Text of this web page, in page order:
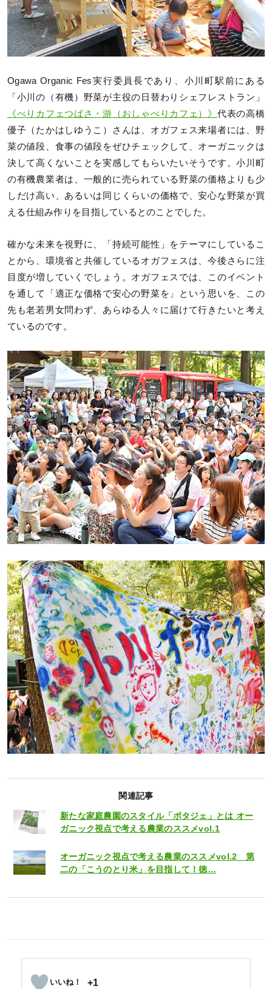
Ogawa Organic Fes実行委員長であり、小川町駅前にある
「小川の（有機）野菜が主役の日替わりシェフレストラン」
《べりカフェつばさ・游（おしゃべりカフェ）》 代表の高橋
優子（たかはしゆうこ）さんは、オガフェス来場者には、野
菜の値段、食事の値段をぜひチェックして、オーガニックは
決して高くないことを実感してもらいたいそうです。小川町
の有機農業者は、一般的に売られている野菜の価格よりも少
しだけ高い、あるいは同じくらいの価格で、安心な野菜が買
える仕組み作りを目指しているとのことでした。
確かな未来を視野に、「持続可能性」をテーマにしているこ
とから、環境省と共催しているオガフェスは、今後さらに注
目度が増していくでしょう。オガフェスでは、このイベント
を通して「適正な価格で安心の野菜を」という思いを、この
先も老若男女問わず、あらゆる人々に届けて行きたいと考え
ているのです。
関連記事
新たな家庭農園のスタイル「ポタジェ」とは オー
ガニック視点で考える農業のススメvol.1
オーガニック視点で考える農業のススメvol.2 第
二の「こうのとり米」を目指して！徳…
+1